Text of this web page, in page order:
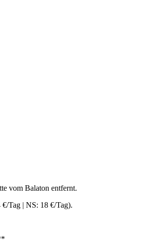
vom Balaton entfernt.
Tag | NS: 18 €/Tag).